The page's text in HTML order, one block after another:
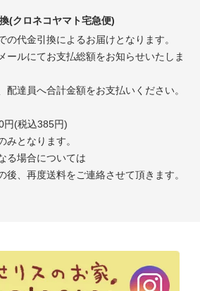
(クロネコヤマト宅急便)
の代金引換によるお届けとなります。
ールにてお支払総額をお知らせいたしま
配達員へ合計金額をお支払いください。
(税込385円)
となります。
る場合については
後、再度送料をご連絡させて頂きます。